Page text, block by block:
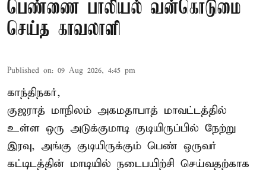
பெண்ணை பாலியல் வன்கொடுமை
செய்த காவலாளி
Published on: 09 Aug 2026, 4:45 pm
காந்திநகர்,
குஜராத் மாநிலம் அகமதாபாத் மாவட்டத்தில்
உள்ள ஒரு அடுக்குமாடி குடியிருப்பில் நேற்று
இரவு, அங்கு குடியிருக்கும் பெண் ஒருவர்
கட்டிடத்தின் மாடியில் நடைபயிற்சி செய்வதற்காக